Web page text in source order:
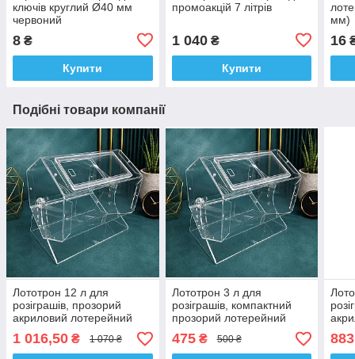
ключів круглий Ø40 мм
червоний
8 ₴
Купити
промоакцій 7 літрів
1 040₴
Купити
мм)
16
Подібні товари компанії
Лототрон 12 л для
розіграшів, прозорий
акриловий лотерейний
барабан
1 016,50 ₴ 1 070 ₴
Лототрон 3 л для
розіграшів, компактний
прозорий лотерейний
барабан
475₴ 500 ₴